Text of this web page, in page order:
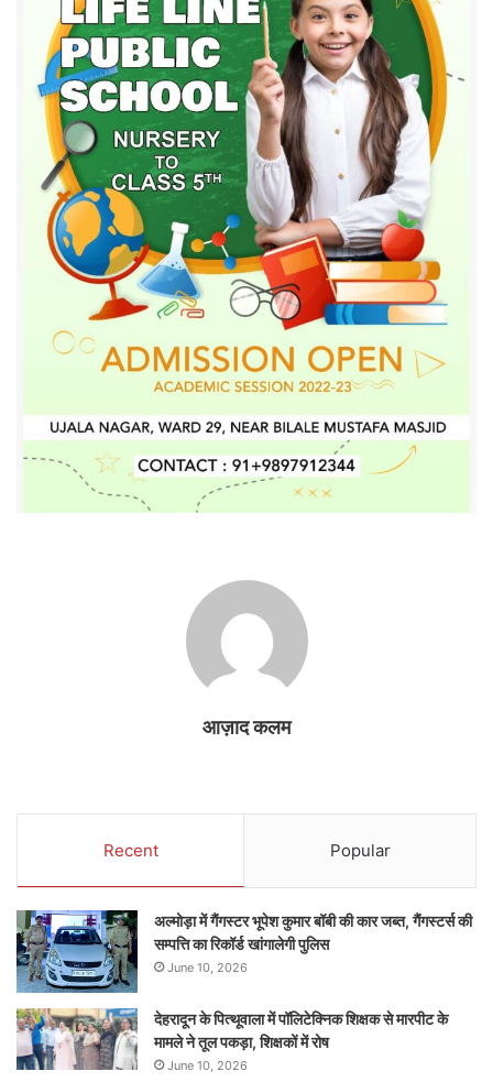
आज़ाद कलम
Recent Popular
अल्मोड़ा में गैंगस्टर भूपेश कुमार बॉबी की कार जब्त, गैंगस्टर्स की
सम्पत्ति का रिकॉर्ड खांगालेगी पुलिस
June 10, 2026
देहरादून के पित्थूवाला में पॉलिटेक्निक शिक्षक से मारपीट के
मामले ने तूल पकड़ा, शिक्षकों में रोष
June 10, 2026